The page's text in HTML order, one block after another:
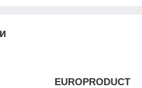
EUROPRODUCT